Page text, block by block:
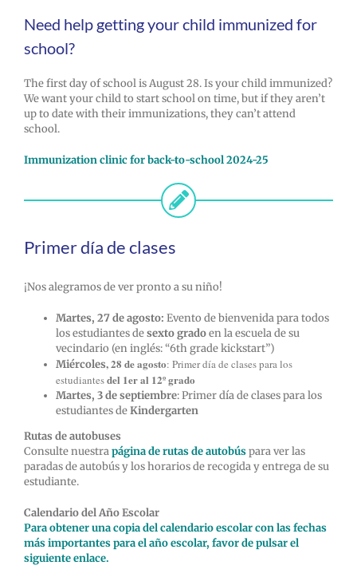
Need help getting your child immunized for
school?
The first day of school is August 28. Is your child immunized?
We want your child to start school on time, but if they aren’t
up to date with their immunizations, they can’t attend
school.
Immunization clinic for back-to-school 2024-25
Primer día de clases
¡Nos alegramos de ver pronto a su niño!
Martes, 27 de agosto: Evento de bienvenida para todos
los estudiantes desexto gradoen la escuela de su
vecindario (en inglés: “6th grade kickstart”)
Miércoles, 28 de agosto: Primer día de clases para los
estudiantesdel 1er al 12º grado
Martes, 3 de septiembre: Primer día de clases para los
estudiantes deKindergarten
Rutas de autobuses
Consulte nuestrapágina de rutas de autobúspara ver las
paradas de autobús y los horarios de recogida y entrega de su
estudiante.
Calendario del Año Escolar
Para obtener una copia del calendario escolar con las fechas
más importantes para el año escolar, favor de pulsar el
siguiente enlace.